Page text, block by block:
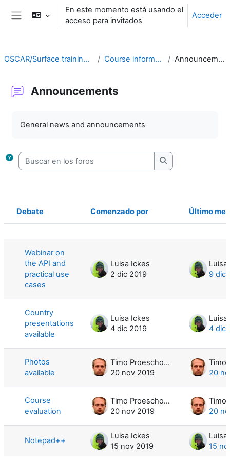
Salta al contenido principal
Panel lateral
En este momento está usando el
acceso para invitados
Acceder
OSCAR/Surface training RA II Course information Announcements
Announcements
General news and announcements
Buscar en los foros
Buscar en los
Estado
Debate Comenzado por Último
Webinar on
the API and
practical use
cases
Luisa Ickes
2 dic 2019
Luisa
9 dic
Country
presentations
available
Luisa Ickes
4 dic 2019
Luisa
4 dic
Photos
available
Timo Proescholdt
20 nov 2019
20
Course
evaluation
Timo Proescholdt
20 nov 2019
20
Notepad++
Luisa Ickes
15 nov 2019
Luisa
15